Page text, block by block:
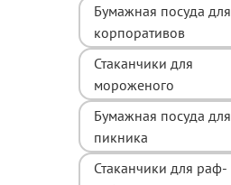
Бумажная посуда для
корпоративов
Стаканчики для
мороженого
Бумажная посуда для
пикника
Стаканчики для раф-